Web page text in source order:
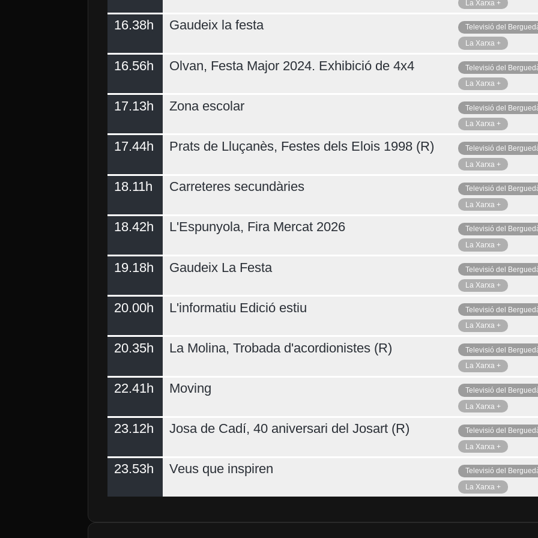
La Xarxa +
16.38h Gaudeix la festa
Televisió del
La Xarxa +
16.56h Olvan, Festa Major 2024. Exhibició de 4x4
Televisió del
La Xarxa +
17.13h Zona escolar
Televisió del
La Xarxa +
17.44h Prats de Lluçanès, Festes dels Elois 1998 (R)
Televisió del
La Xarxa +
18.11h Carreteres secundàries
Televisió del
La Xarxa +
18.42h L'Espunyola, Fira Mercat 2026
Televisió del
La Xarxa +
19.18h Gaudeix La Festa
Televisió del
La Xarxa +
20.00h L'informatiu Edició estiu
Televisió del
La Xarxa +
20.35h La Molina, Trobada d'acordionistes (R)
Televisió del
La Xarxa +
22.41h Moving
Televisió del
La Xarxa +
23.12h Josa de Cadí, 40 aniversari del Josart (R)
Televisió del
La Xarxa +
23.53h Veus que inspiren
Televisió del
La Xarxa +